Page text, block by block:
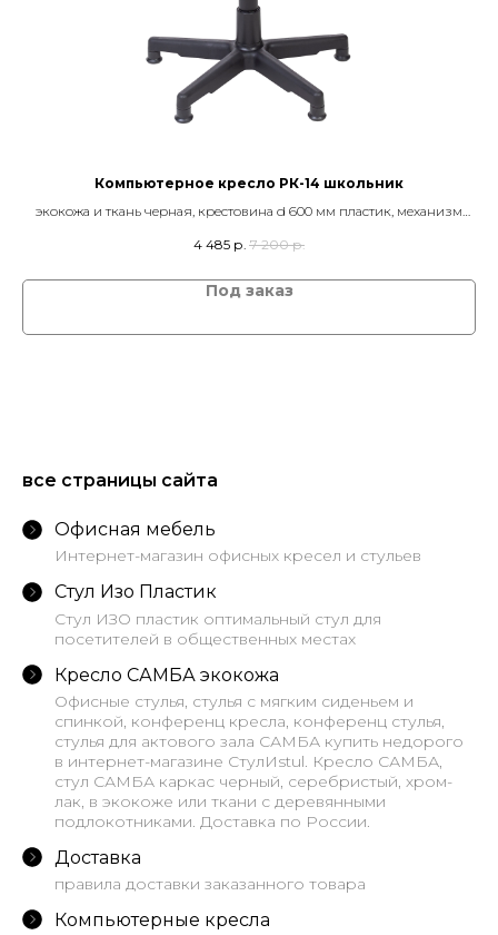
Компьютерное кресло РК-14 школьник
экокожа и ткань черная, крестовина d 600 мм пластик, механизм
4 485 р. 7 200 р.
все страницы сайта
Офисная мебель
Интернет-магазин офисных кресел и стульев
Стул Изо Пластик
Стул ИЗО пластик оптимальный стул для
посетителей в общественных местах
Кресло САМБА экокожа
Офисные стулья, стулья с мягким сиденьем и
спинкой, конференц кресла, конференц стулья,
стулья для актового зала САМБА купить недорого
в интернет-магазине СтулИstul. Кресло САМБА,
стул САМБА каркас черный, серебристый, хром-
лак, в экокоже или ткани с деревянными
подлокотниками. Доставка по России.
Доставка
правила доставки заказанного товара
Компьютерные кресла